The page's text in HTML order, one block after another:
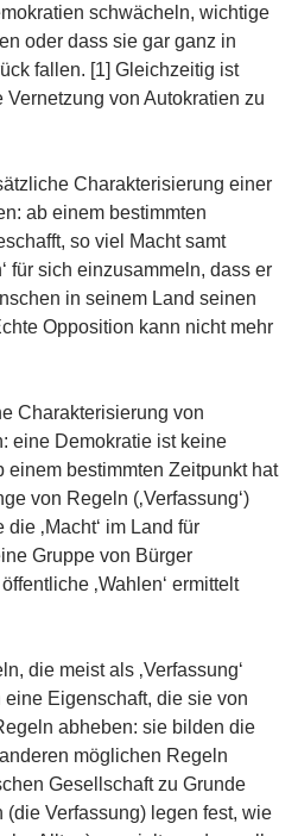
schwächeln, wichtige
oder dass sie gar ganz in
fallen. [1] Gleichzeitig ist
von Autokratien zu
Charakterisierung einer
ab einem bestimmten
so viel Macht samt
für sich einzusammeln, dass er
in seinem Land seinen
Opposition kann nicht mehr
Charakterisierung von
eine Demokratie ist keine
einem bestimmten Zeitpunkt hat
von Regeln (‚Verfassung‘)
‚Macht‘ im Land für
Gruppe von Bürger
‚Wahlen‘ ermittelt
die meist als ‚Verfassung‘
Eigenschaft, die sie von
abheben: sie bilden die
möglichen Regeln
Gesellschaft zu Grunde
(die Verfassung) legen fest, wie